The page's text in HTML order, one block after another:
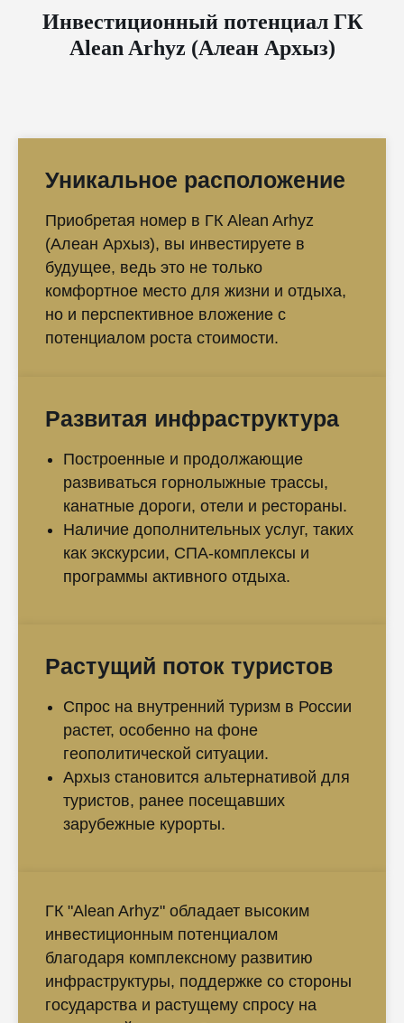
Инвестиционный потенциал ГК
Alean Arhyz (Алеан Архыз)
Уникальное расположение
Приобретая номер в ГК Alean Arhyz
(Алеан Архыз), вы инвестируете в
будущее, ведь это не только
комфортное место для жизни и отдыха,
но и перспективное вложение с
потенциалом роста стоимости.
Развитая инфраструктура
Построенные и продолжающие
развиваться горнолыжные трассы,
канатные дороги, отели и рестораны.
Наличие дополнительных услуг, таких
как экскурсии, СПА-комплексы и
программы активного отдыха.
Растущий поток туристов
Спрос на внутренний туризм в России
растет, особенно на фоне
геополитической ситуации.
Архыз становится альтернативой для
туристов, ранее посещавших
зарубежные курорты.
ГК "Alean Arhyz" обладает высоким
инвестиционным потенциалом
благодаря комплексному развитию
инфраструктуры, поддержке со стороны
государства и растущему спросу на